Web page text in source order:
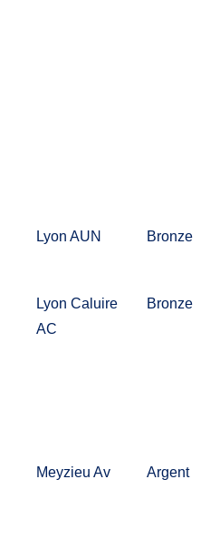
Lyon AUN Bronze
Lyon Caluire
AC
Bronze
Meyzieu Av Argent